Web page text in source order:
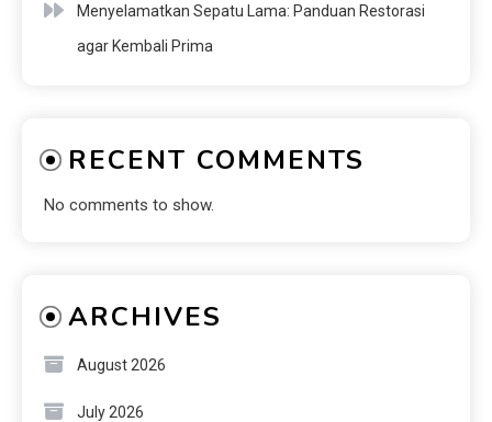
Menyelamatkan Sepatu Lama: Panduan Restorasi
agar Kembali Prima
RECENT COMMENTS
No comments to show.
ARCHIVES
August 2026
July 2026